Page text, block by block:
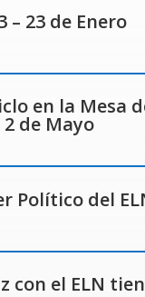
23 de Enero
en la Mesa
de Mayo
Político del
con el ELN